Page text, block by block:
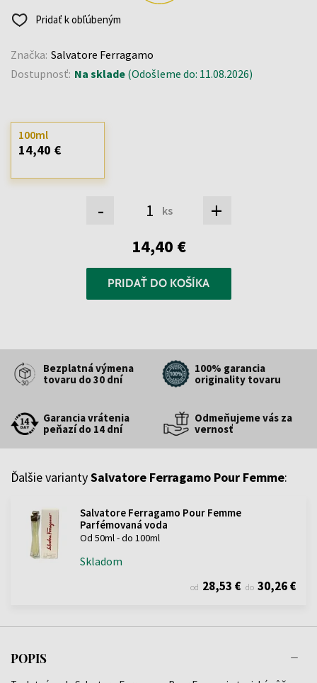
Pridať k obľúbeným
Značka: Salvatore Ferragamo
Dostupnosť: Na sklade (Odošleme do: 11.08.2026)
- ks +
100ml
14,40 €
14,40 €
PRIDAŤ DO KOŠÍKA
Bezplatná výmena
tovaru do 30 dní
100% garancia
originality tovaru
Garancia vrátenia
peňazí do 14 dní
Odmeňujeme vás za
vernosť
Ďalšie variantySalvatore Ferragamo Pour Femme:
Salvatore Ferragamo Pour Femme
Parfémovaná voda
Od 50ml - do 100ml
Skladom
od 28,53 € do 30,26 €
POPIS